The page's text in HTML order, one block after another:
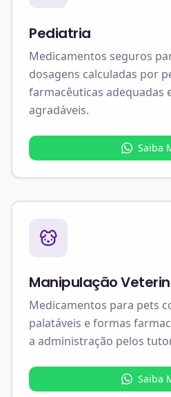
Pediatria
Medicamentos seguros
dosagens calculadas por
farmacêuticas adequadas
agradáveis.
Saiba
Manipulação
Medicamentos para pets
palatáveis e formas
a administração pelos
Saiba